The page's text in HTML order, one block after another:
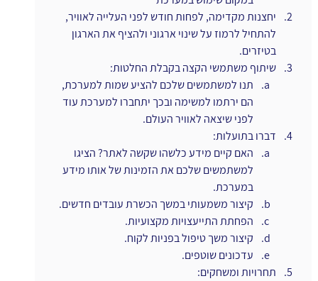
יחצנות מקדימה, לפחות חודש לפני העלייה לאוויר,
להתחיל לרמוז על שינוי ארגוני ולהציף את הארגון
בטיזרים.
שיתוף משתמשי הקצה בקבלת החלטות:
תנו למשתמשים שלכם להציע שמות למערכת,
הם ירתמו למשימה ובכך יתחברו למערכת עוד
לפני שיצאה לאוויר העולם.
דברו בתועלות:
האם קיים מידע כלשהו שקשה לאתר? הציגו
למשתמשים שלכם את הזמינות של אותו מידע
במערכת.
קיצור משמעותי במשך הכשרת עובדים חדשים.
הפחתת התייעצויות מקצועיות.
קיצור משך טיפול בפניות לקוח.
עדכונים שוטפים.
תחרויות ומשחקים: